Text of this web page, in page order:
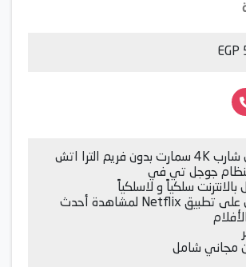
شاشة تليفزيون شارب 4K سمارت بدون فريم الترا اتش
بالانترنت سلكياً و لاسلكياً
إمكانية الدخول على تطبيق Netflix لمشاهدة أحدث